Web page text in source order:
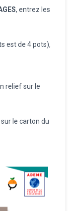
, entrez les
est de 4 pots),
relief sur le
le carton du